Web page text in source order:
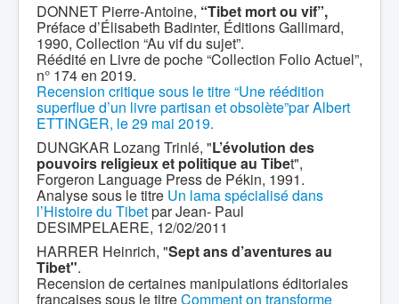
DONNET Pierre-Antoine, “Tibet mort ou vif”,
Préface d’Élisabeth Badinter, Éditions Gallimard,
1990, Collection “Au vif du sujet”.
Réédité en Livre de poche “Collection Folio Actuel”,
n° 174 en 2019.
Recension critique sous le titre “Une réédition
superflue d’un livre partisan et obsolète”par Albert
ETTINGER, le 29 mai 2019.
DUNGKAR Lozang Trinlé, "L’évolution des
pouvoirs religieux et politique au Tibet",
Forgeron Language Press de Pékin, 1991.
Analyse sous le titre Un lama spécialisé dans
l’Histoire du Tibetpar Jean- Paul
DESIMPELAERE, 12/02/2011
HARRER Heinrich, "Sept ans d’aventures au
Tibet".
Recension de certaines manipulations éditoriales
françaises sous le titreComment on transforme